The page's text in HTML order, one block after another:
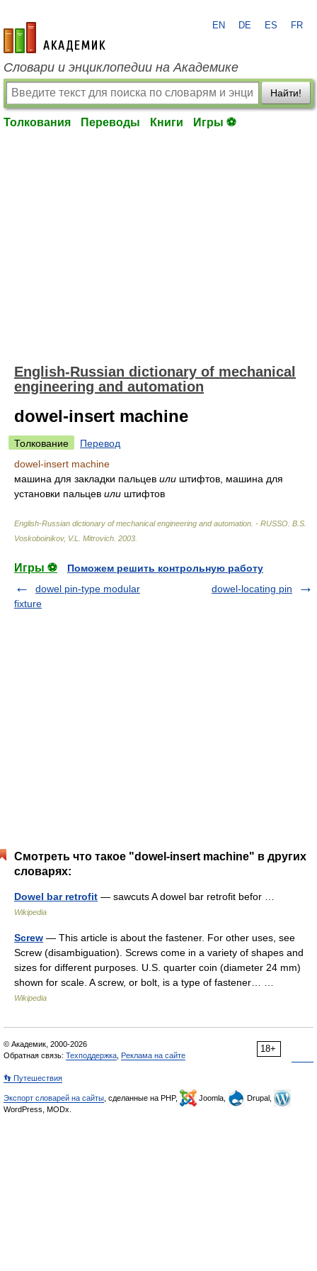
academic.ru
EN DE ES FR
Словари и энциклопедии на Академике
Найти!
Толкования Переводы Книги Игры ⚽
English-Russian dictionary of mechanical
engineering and automation
dowel-insert machine
Толкование
Перевод
dowel-insert machine
машина для закладки пальцев или штифтов, машина для
установки пальцев или штифтов
English-Russian dictionary of mechanical engineering and automation. - RUSSO B.S.
Voskoboinikov, V.L. Mitrovich 2003
Игры ⚽
Поможем решить контрольную работу
dowel pin-type modular
fixture
dowel-locating pin
Смотреть что такое "dowel-insert machine" в других
словарях:
Dowel bar retrofit — sawcuts A dowel bar retrofit befor …
Wikipedia
Screw — This article is about the fastener. For other uses, see
Screw (disambiguation). Screws come in a variety of shapes and
sizes for different purposes. U.S. quarter coin (diameter 24 mm)
shown for scale. A screw, or bolt, is a type of fastener… …
Wikipedia
18+
© Академик, 2000-2026
Обратная связь: Техподдержка Реклама на сайте
👣 Путешествия
Экспорт словарей на сайты , сделанные на PHP, Joomla,
Drupal,
WordPress, MODx.